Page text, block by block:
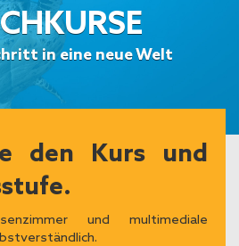
in eine neue Welt
den Kurs und
und multimediale